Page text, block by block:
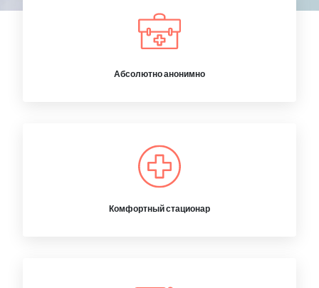
Абсолютно анонимно
Комфортный стационар